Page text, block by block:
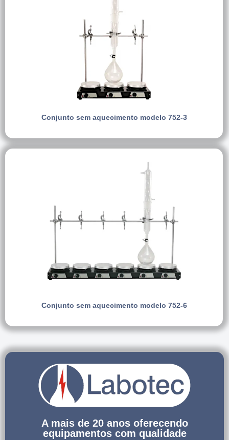
Conjunto sem aquecimento modelo 752-3
Conjunto sem aquecimento modelo 752-6
A mais de 20 anos oferecendo
equipamentos com qualidade